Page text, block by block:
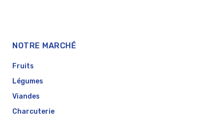
NOTRE MARCHÉ
Fruits
Légumes
Viandes
Charcuterie